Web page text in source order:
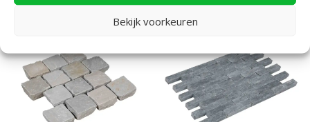
Bekijk voorkeuren